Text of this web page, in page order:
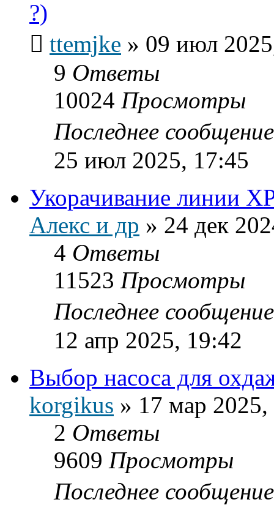
?)
ttemjke » 09 июл
9 Ответы
10024 Просмотры
Последнее
25 июл 2025, 17:45
Укорачивание линии
Алекс и др » 24 дек
4 Ответы
11523 Просмотры
Последнее
12 апр 2025, 19:42
Выбор насоса для
korgikus » 17 мар
2 Ответы
9609 Просмотры
Последнее